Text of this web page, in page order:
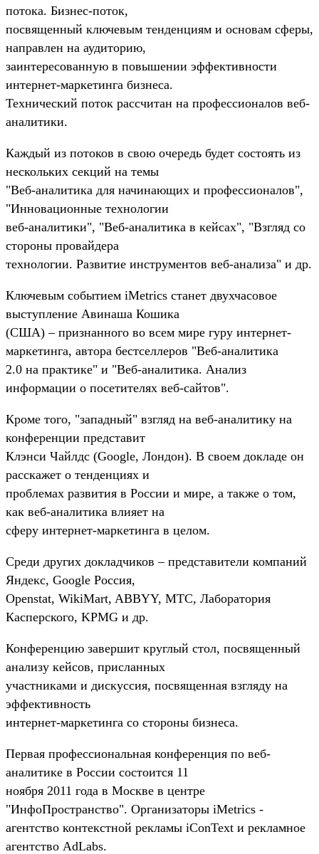
потока. Бизнес-поток,
посвященный ключевым тенденциям и основам сферы,
направлен на аудиторию,
заинтересованную в повышении эффективности
интернет-маркетинга бизнеса.
Технический поток рассчитан на профессионалов веб-
аналитики.
Каждый из потоков в свою очередь будет состоять из
нескольких секций на темы
"Веб-аналитика для начинающих и профессионалов",
"Инновационные технологии
веб-аналитики", "Веб-аналитика в кейсах", "Взгляд со
стороны провайдера
технологии. Развитие инструментов веб-анализа" и др.
Ключевым событием iMetrics станет двухчасовое
выступление Авинаша Кошика
(США) – признанного во всем мире гуру интернет-
маркетинга, автора бестселлеров "Веб-аналитика
2.0 на практике" и "Веб-аналитика. Анализ
информации о посетителях веб-сайтов".
Кроме того, "западный" взгляд на веб-аналитику на
конференции представит
Клэнси Чайлдс (Google, Лондон). В своем докладе он
расскажет о тенденциях и
проблемах развития в России и мире, а также о том,
как веб-аналитика влияет на
сферу интернет-маркетинга в целом.
Среди других докладчиков – представители компаний
Яндекс, Google Россия,
Openstat, WikiMart, ABBYY, МТС, Лаборатория
Касперского, KPMG и др.
Конференцию завершит круглый стол, посвященный
анализу кейсов, присланных
участниками и дискуссия, посвященная взгляду на
эффективность
интернет-маркетинга со стороны бизнеса.
Первая профессиональная конференция по веб-
аналитике в России состоится 11
ноября 2011 года в Москве в центре
"ИнфоПространство". Организаторы iMetrics -
агентство контекстной рекламы iConText и рекламное
агентство AdLabs.